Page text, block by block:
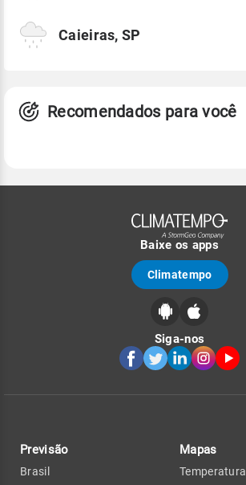
Caieiras, SP
Recomendados para você
Baixe os apps
Climatempo
Siga-nos
Previsão
Brasil
Mapas
Temperatura